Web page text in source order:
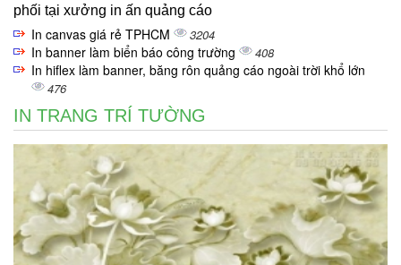
phối tại xưởng in ấn quảng cáo
In canvas giá rẻ TPHCM 3204
In banner làm biển báo công trường 408
In hiflex làm banner, băng rôn quảng cáo ngoài trời khổ lớn
476
IN TRANG TRÍ TƯỜNG